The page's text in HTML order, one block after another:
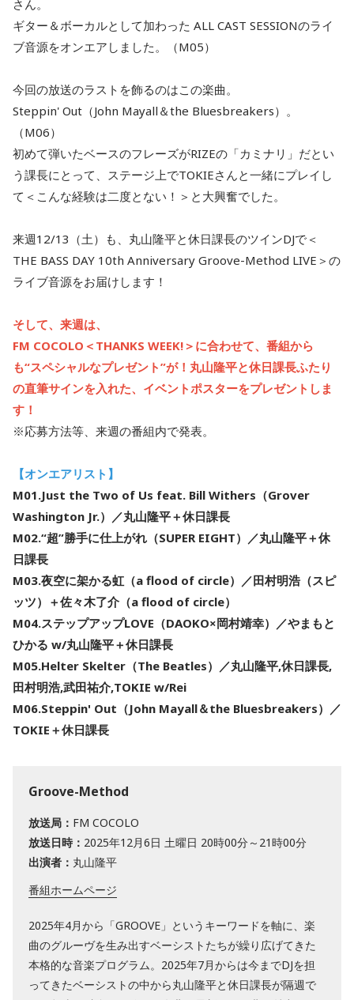
さん。
ギター＆ボーカルとして加わった ALL CAST SESSIONのライ
ブ音源をオンエアしました。（M05）
今回の放送のラストを飾るのはこの楽曲。
Steppin' Out（John Mayall＆the Bluesbreakers）。
（M06）
初めて弾いたベースのフレーズがRIZEの「カミナリ」だとい
う課長にとって、ステージ上でTOKIEさんと一緒にプレイし
て＜こんな経験は二度とない！＞と大興奮でした。
来週12/13（土）も、丸山隆平と休日課長のツインDJで＜
THE BASS DAY 10th Anniversary Groove-Method LIVE＞の
ライブ音源をお届けします！
そして、来週は、
FM COCOLO＜THANKS WEEK!＞に合わせて、番組から
も“スペシャルなプレゼント”が！丸山隆平と休日課長ふたり
の直筆サインを入れた、イベントポスターをプレゼントしま
す！
※応募方法等、来週の番組内で発表。
【オンエアリスト】
M01.Just the Two of Us feat. Bill Withers（Grover
Washington Jr.）／丸山隆平＋休日課長
M02.“超”勝手に仕上がれ（SUPER EIGHT）／丸山隆平＋休
日課長
M03.夜空に架かる虹（a flood of circle）／田村明浩（スピ
ッツ）＋佐々木了介（a flood of circle）
M04.ステップアップLOVE（DAOKO×岡村靖幸）／やまもと
ひかる w/丸山隆平＋休日課長
M05.Helter Skelter（The Beatles）／丸山隆平,休日課長,
田村明浩,武田祐介,TOKIE w/Rei
M06.Steppin' Out（John Mayall＆the Bluesbreakers）／
TOKIE＋休日課長
Groove-Method
放送局： FM COCOLO
放送日時： 2025年12月6日 土曜日 20時00分～21時00分
出演者： 丸山隆平
番組ホームページ
2025年4月から「GROOVE」というキーワードを軸に、楽
曲のグルーヴを生み出すベーシストたちが繰り広げてきた
本格的な音楽プログラム。2025年7月からは今までDJを担
ってきたベーシストの中から丸山隆平と休日課長が隔週で